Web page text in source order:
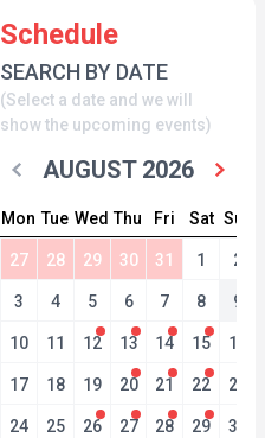
Schedule
SEARCH BY DATE
(Select a date and we will
show the upcoming events)
AUGUST 2026
Mon Tue Wed Thu Fri Sat Sun
27 28 29 30 31 1 2
3 4 5 6 7 8 9
10 11 12 13 14 15 16
17 18 19 20 21 22 23
24 25 26 27 28 29 30